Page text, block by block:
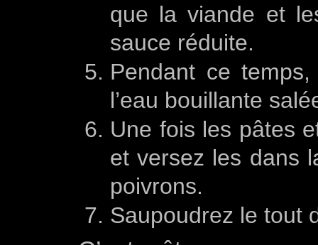
que la viande et
sauce réduite.
Pendant ce
l’eau bouillante
Une fois les pâtes
et versez les dans
poivrons.
Saupoudrez le tout